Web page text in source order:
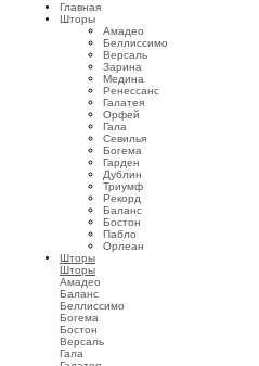
Главная
Шторы
Амадео
Беллиссимо
Версаль
Зарина
Медина
Ренессанс
Галатея
Орфей
Гала
Севилья
Богема
Гарден
Дублин
Триумф
Рекорд
Баланс
Бостон
Пабло
Орлеан
Шторы
Шторы
Амадео
Баланс
Беллиссимо
Богема
Бостон
Версаль
Гала